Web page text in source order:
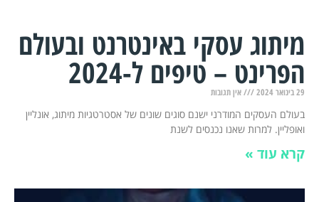
מיתוג עסקי באינטרנט ובעולם
הפרינט – טיפים ל-2024
29 בינואר 2024 אין תגובות
בעולם העסקים המודרני ישנם סוגים שונים של אסטרטגיות מיתוג, אונליין
ואופליין. למרות שאנו נכנסים לשנת
קרא עוד »